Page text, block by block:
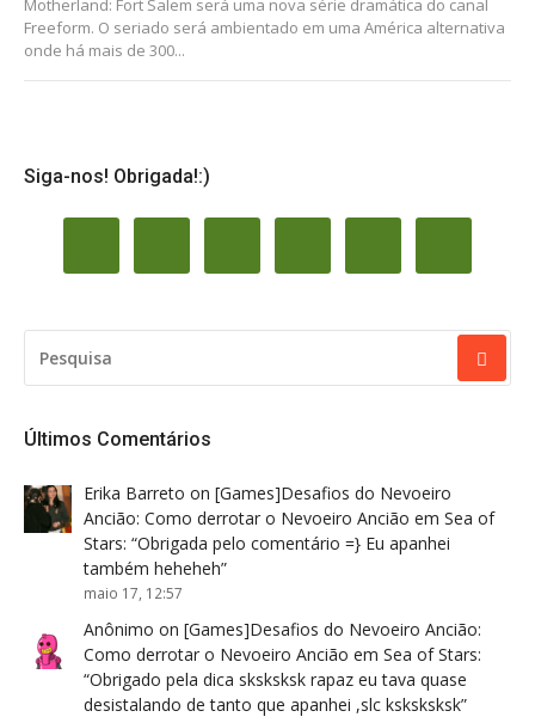
Motherland: Fort Salem será uma nova série dramática do canal
Freeform. O seriado será ambientado em uma América alternativa
onde há mais de 300...
Siga-nos! Obrigada!:)
POR:
Últimos Comentários
Erika Barreto on [Games]Desafios do Nevoeiro
Ancião: Como derrotar o Nevoeiro Ancião em Sea of
Stars: “Obrigada pelo comentário =} Eu apanhei
também heheheh”
maio 17, 12:57
Anônimo on [Games]Desafios do Nevoeiro Ancião:
Como derrotar o Nevoeiro Ancião em Sea of Stars:
“Obrigado pela dica sksksksk rapaz eu tava quase
desistalando de tanto que apanhei ,slc ksksksksk”